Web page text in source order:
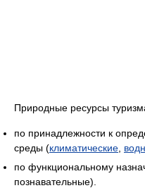
Природные ресурсы
по принадлежности к
среды (климатические
по функциональному
познавательные).